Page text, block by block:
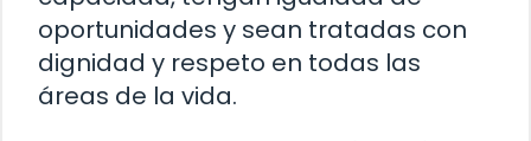
oportunidades y sean tratadas con
dignidad y respeto en todas las
áreas de la vida.